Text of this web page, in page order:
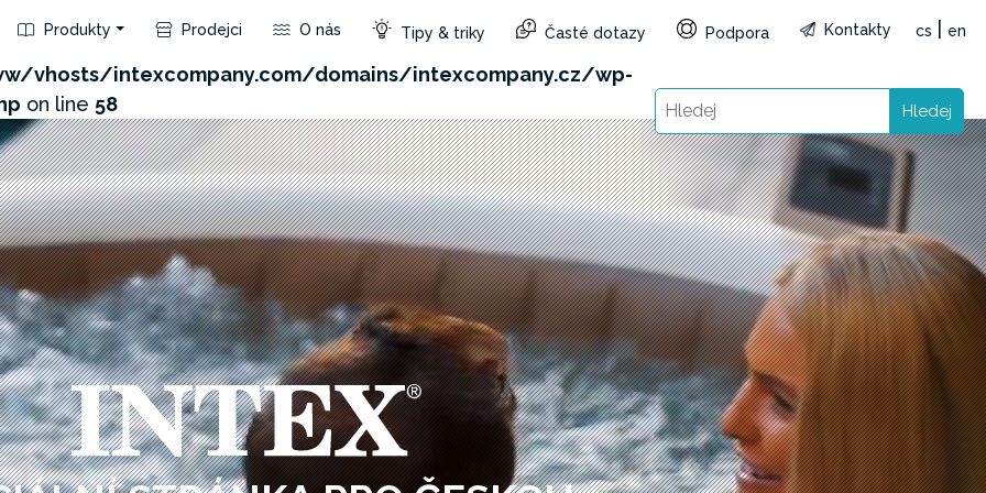
product/api.php?id=181&not_use_region=1&reg=CZ&lang=cs): Failed to open stream: HTTP
vhosts/intexcompany.com/domains/intexcompany.cz/wp-
on line 58
Produkty Prodejci O nás Tipy & triky Časté dotazy Podpora Kontakty cs en
Hledej